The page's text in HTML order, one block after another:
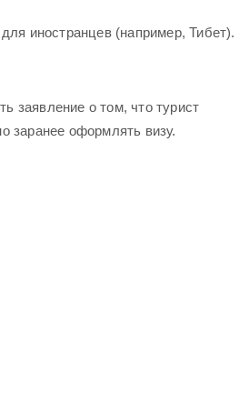
иностранцев (например, Тибет).
заявление о том, что турист
заранее оформлять визу.